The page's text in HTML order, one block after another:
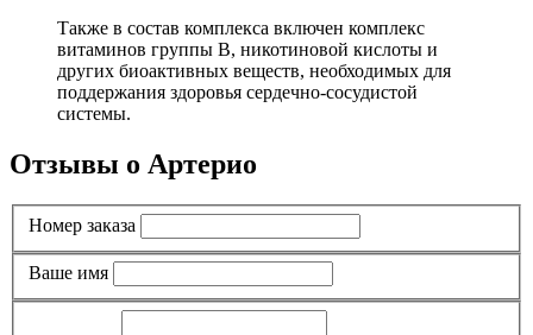
Также в состав комплекса включен комплекс
витаминов группы В, никотиновой кислоты и
других биоактивных веществ, необходимых для
поддержания здоровья сердечно-сосудистой
системы.
Отзывы о Артерио
Номер заказа
Ваше имя